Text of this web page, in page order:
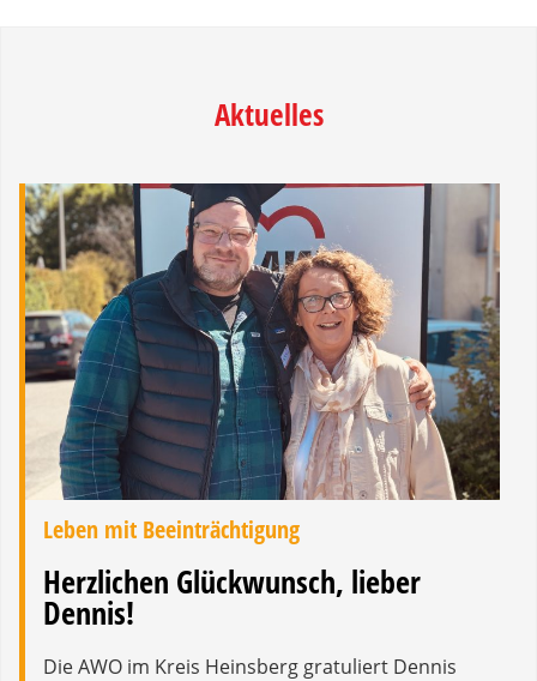
Aktuelles
Leben mit Beeinträchtigung
Herzlichen Glückwunsch, lieber
Dennis!
Die AWO im Kreis Heinsberg gratuliert Dennis